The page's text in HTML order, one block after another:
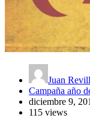
Juan
Campaña año
diciembre 9,
115 views